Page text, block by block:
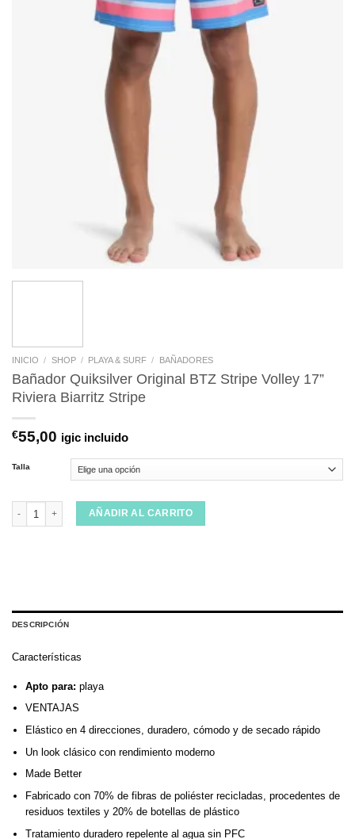
INICIO / SHOP / PLAYA & SURF / BAÑADORES
Bañador Quiksilver Original BTZ Stripe Volley 17”
Riviera Biarritz Stripe
€55,00 igic incluido
Talla
Bañador Quiksilver Original BTZ Stripe Volley 17'' Riviera Biarritz Stripe
AÑADIR AL CARRITO
DESCRIPCIÓN
Características
Apto para: playa
VENTAJAS
Elástico en 4 direcciones, duradero, cómodo y de secado rápido
Un look clásico con rendimiento moderno
Made Better
Fabricado con 70% de fibras de poliéster recicladas, procedentes de
residuos textiles y 20% de botellas de plástico
Tratamiento duradero repelente al agua sin PFC